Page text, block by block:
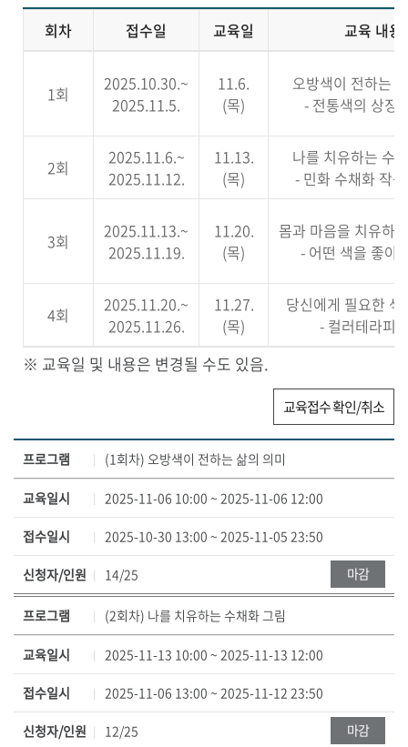
일,
내
용,
구
분
하
여
보
여
주
는
표
회차 접수일 교육일 교육 내용
1회
2025.10.30.~
2025.11.5.
11.6.
(목)
오방색이 전하는
- 전통색의 상징
2회
2025.11.6.~
2025.11.12.
11.13.
(목)
나를 치유하는 수
- 민화 수채화 작
3회
2025.11.13.~
2025.11.19.
11.20.
(목)
몸과 마음을 치유하
- 어떤 색을 좋아
4회
2025.11.20.~
2025.11.26.
11.27.
(목)
당신에게 필요한 색
- 컬러테라피
※ 교육일 및 내용은 변경될 수도 있음.
교육접수 확인/취소
클
래
스
정
보
–
회
차
명
교
육
일
시
프로그램 (1회차) 오방색이 전하는 삶의 의미
교육일시 2025-11-06 10:00 ~ 2025-11-06 12:00
접수일시 2025-10-30 13:00 ~ 2025-11-05 23:50
신청자/인원 14/25 마감
프로그램 (2회차) 나를 치유하는 수채화 그림
교육일시 2025-11-13 10:00 ~ 2025-11-13 12:00
접수일시 2025-11-06 13:00 ~ 2025-11-12 23:50
신청자/인원 12/25 마감